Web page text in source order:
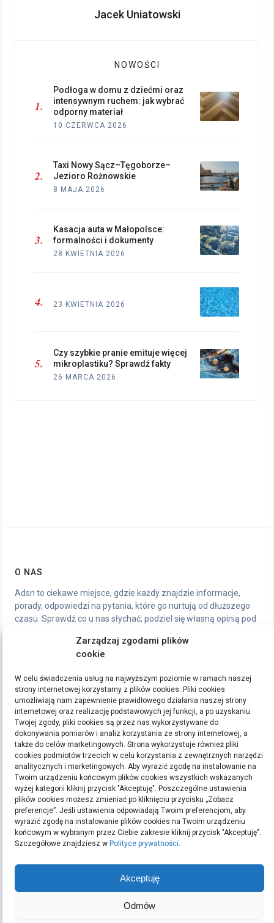
Zarządzaj zgodami plików
cookie
W celu świadczenia usług na najwyższym poziomie w ramach naszej
strony internetowej korzystamy z plików cookies. Pliki cookies
umożliwiają nam zapewnienie prawidłowego działania naszej strony
internetowej oraz realizację podstawowych jej funkcji, a po uzyskaniu
Twojej zgody, pliki cookies są przez nas wykorzystywane do
dokonywania pomiarów i analiz korzystania ze strony internetowej, a
także do celów marketingowych. Strona wykorzystuje również pliki
cookies podmiotów trzecich w celu korzystania z zewnętrznych narzędzi
analitycznych i marketingowych. Aby wyrazić zgodę na instalowanie na
Twoim urządzeniu końcowym plików cookies wszystkich wskazanych
wyżej kategorii kliknij przycisk "Akceptuję". Poszczególne ustawienia
plików cookies możesz zmieniać po kliknięciu przycisku „Zobacz
preferencje”. Jeśli ustawienia odpowiadają Twoim preferencjom, aby
wyrazić zgodę na instalowanie plików cookies na Twoim urządzeniu
końcowym w wybranym przez Ciebie zakresie kliknij przycisk "Akceptuję".
Szczegółowe znajdziesz w Polityce prywatności.
Akceptuję
Odmów
Jacek Uniatowski
NOWOŚCI
Podłoga w domu z dziećmi oraz
intensywnym ruchem: jak wybrać
odporny materiał
10 CZERWCA 2026
Taxi Nowy Sącz–Tęgoborze–
Jezioro Rożnowskie
8 MAJA 2026
Kasacja auta w Małopolsce:
formalności i dokumenty
28 KWIETNIA 2026
23 KWIETNIA 2026
Czy szybkie pranie emituje więcej
mikroplastiku? Sprawdź fakty
26 MARCA 2026
O NAS
Adsn to ciekawe miejsce, gdzie każdy znajdzie informacje,
porady, odpowiedzi na pytania, które go nurtują od dłuższego
czasu. Sprawdź co u nas słychać, podziel się własną opinią pod
Polityka Prywatności
ETYKIETY
bieganie filmy handmade kredyt kredyty moda pomysły na prezent ręcznie
robione zakładki do książek rękodzieło sen sklep z rękodziełem sport ubrania
Szukaj:
ARCHIWA